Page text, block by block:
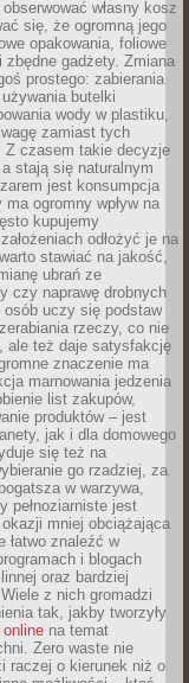
własny kosz
się, że ogromną jego
opakowania, foliowe
gadżety. Zmiana
prostego: zabierania
butelki
wody w plastiku,
zamiast tych
Z czasem takie decyzje
stają się naturalnym
jest konsumpcja
ma ogromny wpływ na
kupujemy
odłożyć je na
stawiać na jakość,
ubrań ze
czy naprawę drobnych
uczy się podstaw
rzeczy, co nie
ale też daje satysfakcję
znaczenie ma
marnowania jedzenia
list zakupów,
produktów – jest
jak i dla domowego
się też na
go rzadziej, za
w warzywa,
pełnoziarniste jest
mniej obciążająca
łatwo znaleźć w
i blogach
oraz bardziej
z nich gromadzi
tak, jakby tworzyły
na temat
Zero waste nie
raczej o kierunek niż o